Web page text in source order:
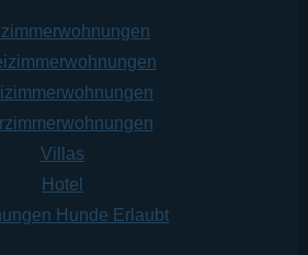
Villas
Hotel
Hunde Erlaubt